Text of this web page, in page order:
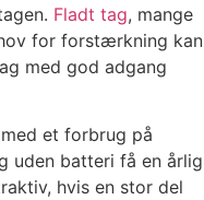
Fladt tag, mange
for forstærkning kan
med god adgang
et forbrug på
uden batteri få en årlig
hvis en stor del